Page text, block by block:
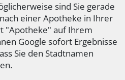
sind Sie gerade
einer Apotheke in Ihrer
"Apotheke" auf Ihrem
Google sofort Ergebnisse
Sie den Stadtnamen